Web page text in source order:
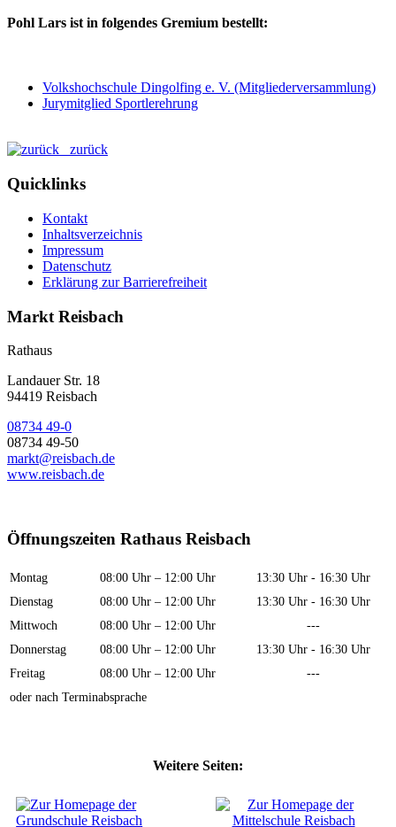
Pohl Lars ist in folgendes Gremium bestellt:
Volkshochschule Dingolfing e. V. (Mitgliederversammlung)
Jurymitglied Sportlerehrung
zurück
Quicklinks
Kontakt
Inhaltsverzeichnis
Impressum
Datenschutz
Erklärung zur Barrierefreiheit
Markt Reisbach
Rathaus
Landauer Str. 18
94419 Reisbach
08734 49-0
08734 49-50
markt@reisbach.de
www.reisbach.de
Öffnungszeiten Rathaus Reisbach
Montag 08:00 Uhr – 12:00 Uhr
13:30 Uhr - 16:30 Uhr
Dienstag
08:00 Uhr – 12:00 Uhr
13:30 Uhr - 16:30 Uhr
Mittwoch
08:00 Uhr – 12:00 Uhr
---
Donnerstag
08:00 Uhr – 12:00 Uhr
13:30 Uhr - 16:30 Uhr
Freitag
08:00 Uhr – 12:00 Uhr
---
oder nach Terminabsprache
Weitere Seiten: